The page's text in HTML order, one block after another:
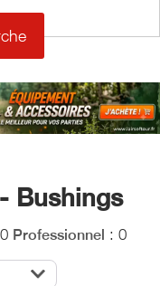
Bushings
Professionnel : 0